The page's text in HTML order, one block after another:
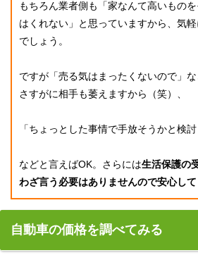
もちろん業者側も「家なんて高いもの
はくれない」と思っていますから、気
でしょう。
ですが「売る気はまったくないので」な
さすがに相手も萎えますから（笑）、
「ちょっとした事情で手放そうかと検討
などと言えばOK。さらには生活保護の
わざ言う必要はありませんので安心し
自動車の価格を調べてみる